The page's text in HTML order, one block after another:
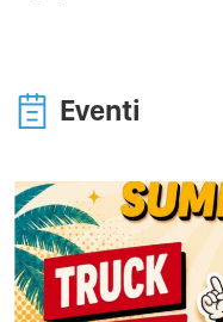
Eventi